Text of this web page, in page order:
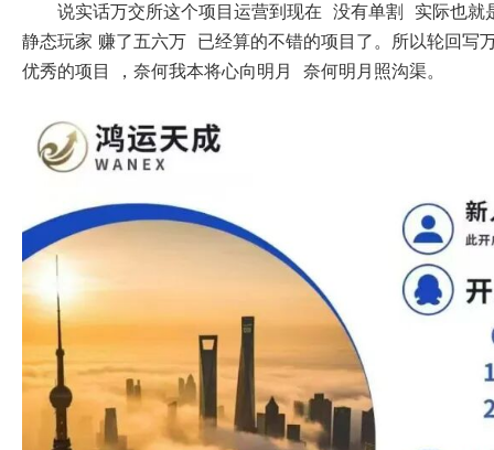
说实话万交所这个项目运营到现在 没有单割 实际也
静态玩家 赚了五六万 已经算的不错的项目了。所以轮回写
优秀的项目 ，奈何我本将心向明月 奈何明月照沟渠。